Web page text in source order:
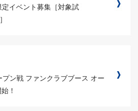
イベント募集［対象試
ン戦 ファンクラブブース オー
！